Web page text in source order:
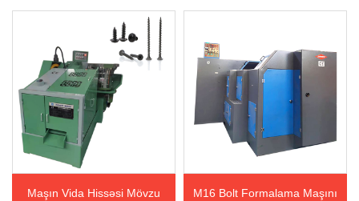
Maşın Vida Hissəsi Mövzu
M16 Bolt Formalama Maşını